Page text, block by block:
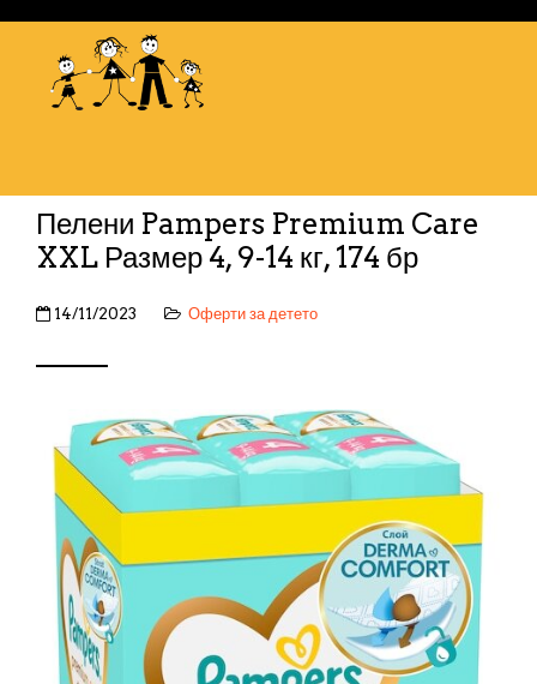
Пелени Pampers Premium Care
XXL Размер 4, 9-14 кг, 174 бр
14/11/2023 Оферти за детето